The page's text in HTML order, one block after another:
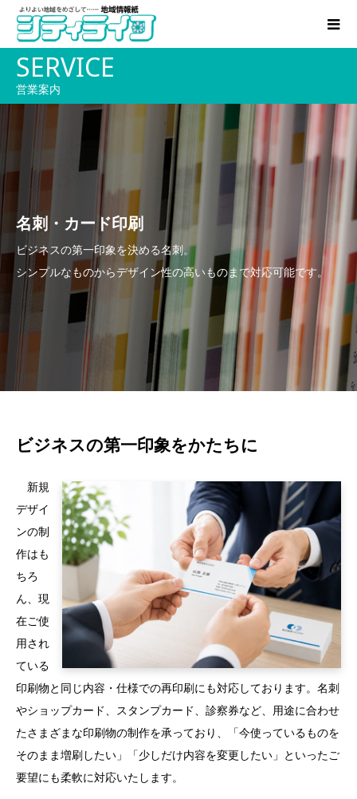
SERVICE
営業案内
名刺・カード印刷
ビジネスの第一印象を決める名刺。
シンプルなものからデザイン性の高いものまで対応可能です。
ビジネスの第一印象をかたちに
新規
デザイ
ンの制
作はも
ちろ
ん、現
在ご使
用され
ている
印刷物と同じ内容・仕様での再印刷にも対応しております。名刺
やショップカード、スタンプカード、診察券など、用途に合わせ
たさまざまな印刷物の制作を承っており、「今使っているものを
そのまま増刷したい」「少しだけ内容を変更したい」といったご
要望にも柔軟に対応いたします。